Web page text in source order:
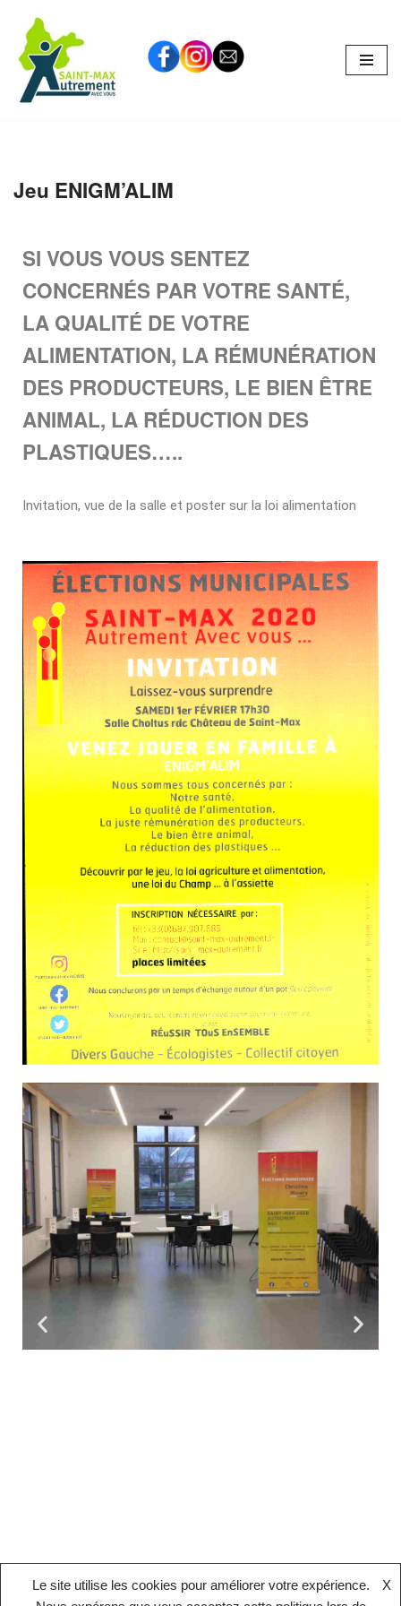
Aller
au
contenu
Jeu ENIGM’ALIM
SI VOUS VOUS SENTEZ
CONCERNÉS PAR VOTRE SANTÉ,
LA QUALITÉ DE VOTRE
ALIMENTATION, LA RÉMUNÉRATION
DES PRODUCTEURS, LE BIEN ÊTRE
ANIMAL, LA RÉDUCTION DES
PLASTIQUES…..
Invitation, vue de la salle et poster sur la loi alimentation
Le site utilise les cookies pour améliorer votre expérience.
X